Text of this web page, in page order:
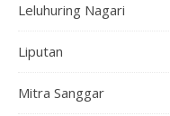
Leluhuring Nagari
Liputan
Mitra Sanggar